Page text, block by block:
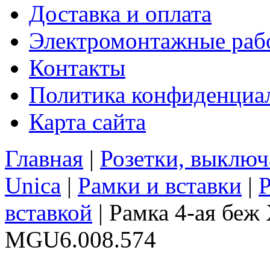
Доставка и оплата
Электромонтажные
Контакты
Политика
Карта сайта
Главная | Розетки,
Unica | Рамки и вставки |
вставкой | Рамка 4-ая
MGU6.008.574